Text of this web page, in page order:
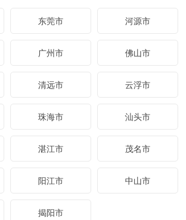
东莞市 河源市
广州市 佛山市
清远市 云浮市
珠海市 汕头市
湛江市 茂名市
阳江市 中山市
揭阳市